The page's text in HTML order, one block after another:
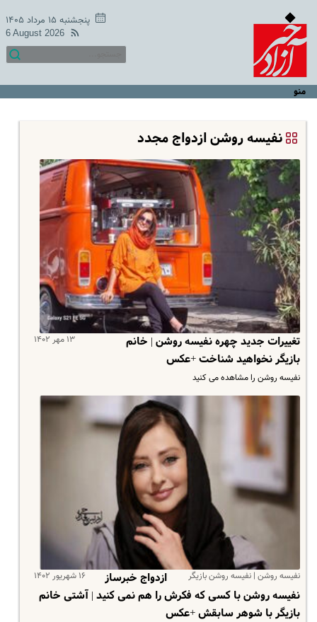
پنجشنبه ۱۵ مرداد ۱۴۰۵
6 August 2026
منو
نفیسه روشن ازدواج مجدد
۱۳ مهر ۱۴۰۲
تغییرات جدید چهره نفیسه روشن | خانم
بازیگر نخواهید شناخت +عکس
نفیسه روشن را مشاهده می کنید
نفیسه روشن | نفیسه روشن بازیگر ۱۶ شهریور ۱۴۰۲
ازدواج خبرساز
نفیسه روشن با کسی که فکرش را هم نمی کنید | آشتی خانم
بازیگر با شوهر سابقش +عکس